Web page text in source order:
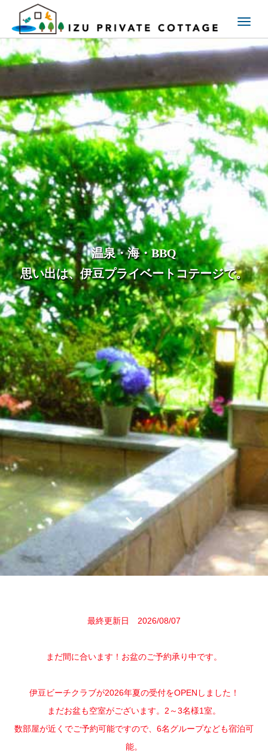
T
g
e
a
v
i
g
t
i
温泉・海・BBQ
思い出は、伊豆プライベートコテージで。
最終更新日 2026/08/07
まだ間に合います！お盆のご予約承り中です。
伊豆ビーチクラブが2026年夏の受付をOPENしました！
まだお盆も空室がございます。2～3名様1室。
数部屋が近くでご予約可能ですので、6名グループなども宿泊可
能。